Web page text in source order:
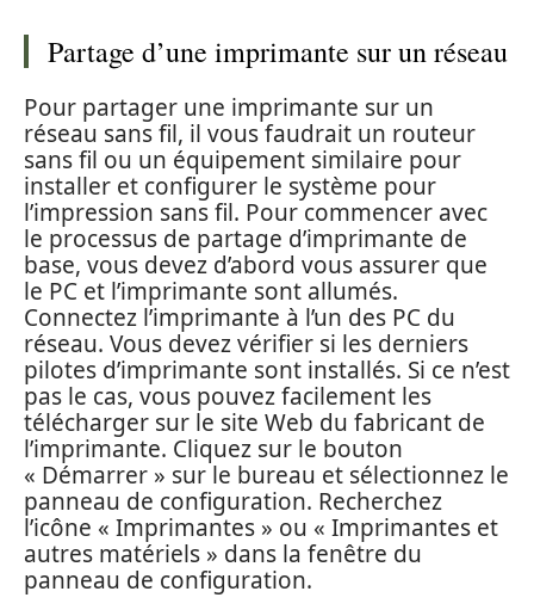
Partage d’une imprimante sur un réseau
Pour partager une imprimante sur un
réseau sans fil, il vous faudrait un routeur
sans fil ou un équipement similaire pour
installer et configurer le système pour
l’impression sans fil. Pour commencer avec
le processus de partage d’imprimante de
base, vous devez d’abord vous assurer que
le PC et l’imprimante sont allumés.
Connectez l’imprimante à l’un des PC du
réseau. Vous devez vérifier si les derniers
pilotes d’imprimante sont installés. Si ce n’est
pas le cas, vous pouvez facilement les
télécharger sur le site Web du fabricant de
l’imprimante. Cliquez sur le bouton
« Démarrer » sur le bureau et sélectionnez le
panneau de configuration. Recherchez
l’icône « Imprimantes » ou « Imprimantes et
autres matériels » dans la fenêtre du
panneau de configuration.